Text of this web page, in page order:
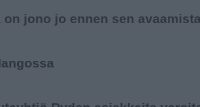
jono jo ennen sen